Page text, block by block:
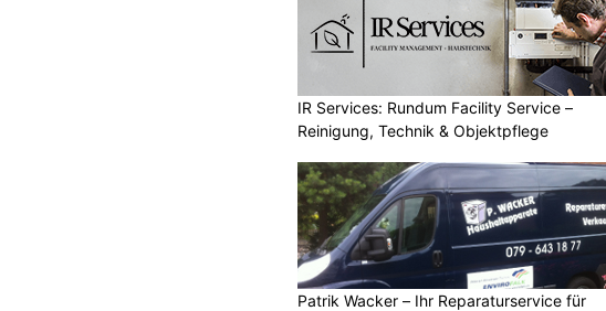
IR Services: Rundum Facility Service –
Reinigung, Technik & Objektpflege
Patrik Wacker – Ihr Reparaturservice für